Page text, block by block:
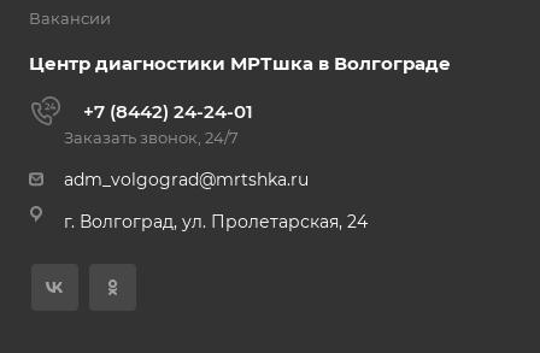
Вакансии
Центр диагностики МРТшка в Волгограде
+7 (8442) 24-24-01
Заказать звонок, 24/7
adm_volgograd@mrtshka.ru
г. Волгоград, ул. Пролетарская, 24